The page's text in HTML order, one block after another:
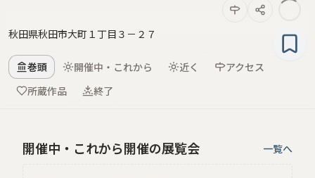
秋田県秋田市大町１丁目３－２７
巻頭 開催中・これから 近く
アクセス
所蔵作品
終了
開催中・これから開催の展覧会 一覧へ